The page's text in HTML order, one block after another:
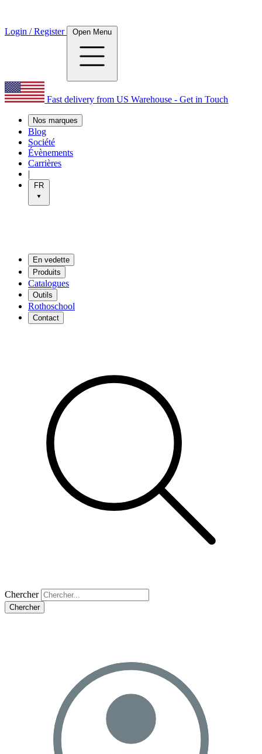
Login / Register Open Menu
Fast delivery from US Warehouse - Get in Touch
Nos marques
Blog
Société
Évènements
Carrières
|
FR
En vedette
Produits
Catalogues
Outils
Rothoschool
Contact
Chercher
Chercher